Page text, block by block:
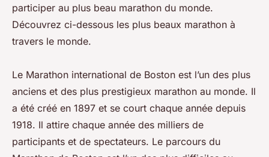
participer au plus beau marathon du monde.
Découvrez ci-dessous les plus beaux marathon à
travers le monde.
Le Marathon international de Boston est l’un des plus
anciens et des plus prestigieux marathon au monde. Il
a été créé en 1897 et se court chaque année depuis
1918. Il attire chaque année des milliers de
participants et de spectateurs. Le parcours du